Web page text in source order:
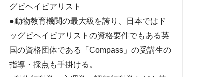
グビヘイビアリスト
●動物教育機関の最大級を誇り、日本ではド
ッグビヘイビアリストの資格要件でもある英
国の資格団体である「Compass」の受講生の
指導・採点も手掛ける。